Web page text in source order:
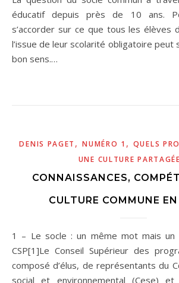
éducatif depuis près de 10 ans.
s’accorder sur ce que tous les élèves
l’issue de leur scolarité obligatoire peut
bon sens.…
DENIS PAGET ,NUMÉRO 1 , QUELS
UNE CULTURE
CONNAISSANCES,
CULTURE COMMUNE
1 – Le socle : un même mot mais un autre contenu. Le
CSP[1]Le Conseil Supérieur des
composé d’élus, de représentants du
social et environnemental (Cese) et